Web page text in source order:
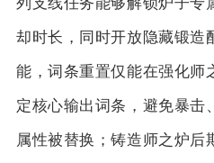
列支线任务能够解锁炉子专
却时长，同时开放隐藏锻造
能，词条重置仅能在强化师
定核心输出词条，避免暴击
属性被替换；铸造师之炉后